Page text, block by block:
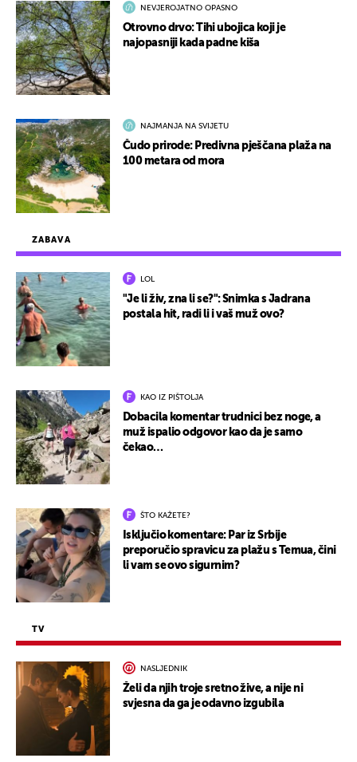
ZABAVA
LOL
"Je li živ, zna li se?": Snimka s Jadrana
postala hit, radi li i vaš muž ovo?
KAO IZ PIŠTOLJA
Dobacila komentar trudnici bez noge, a
muž ispalio odgovor kao da je samo
čekao…
ŠTO KAŽETE?
Isključio komentare: Par iz Srbije
preporučio spravicu za plažu s Temua, čini
li vam se ovo sigurnim?
TV
NASLJEDNIK
Želi da njih troje sretno žive, a nije ni
svjesna da ga je odavno izgubila
NEVJEROJATNO OPASNO
Otrovno drvo: Tihi ubojica koji je
najopasniji kada padne kiša
NAJMANJA NA SVIJETU
Čudo prirode: Predivna pješčana plaža na
100 metara od mora